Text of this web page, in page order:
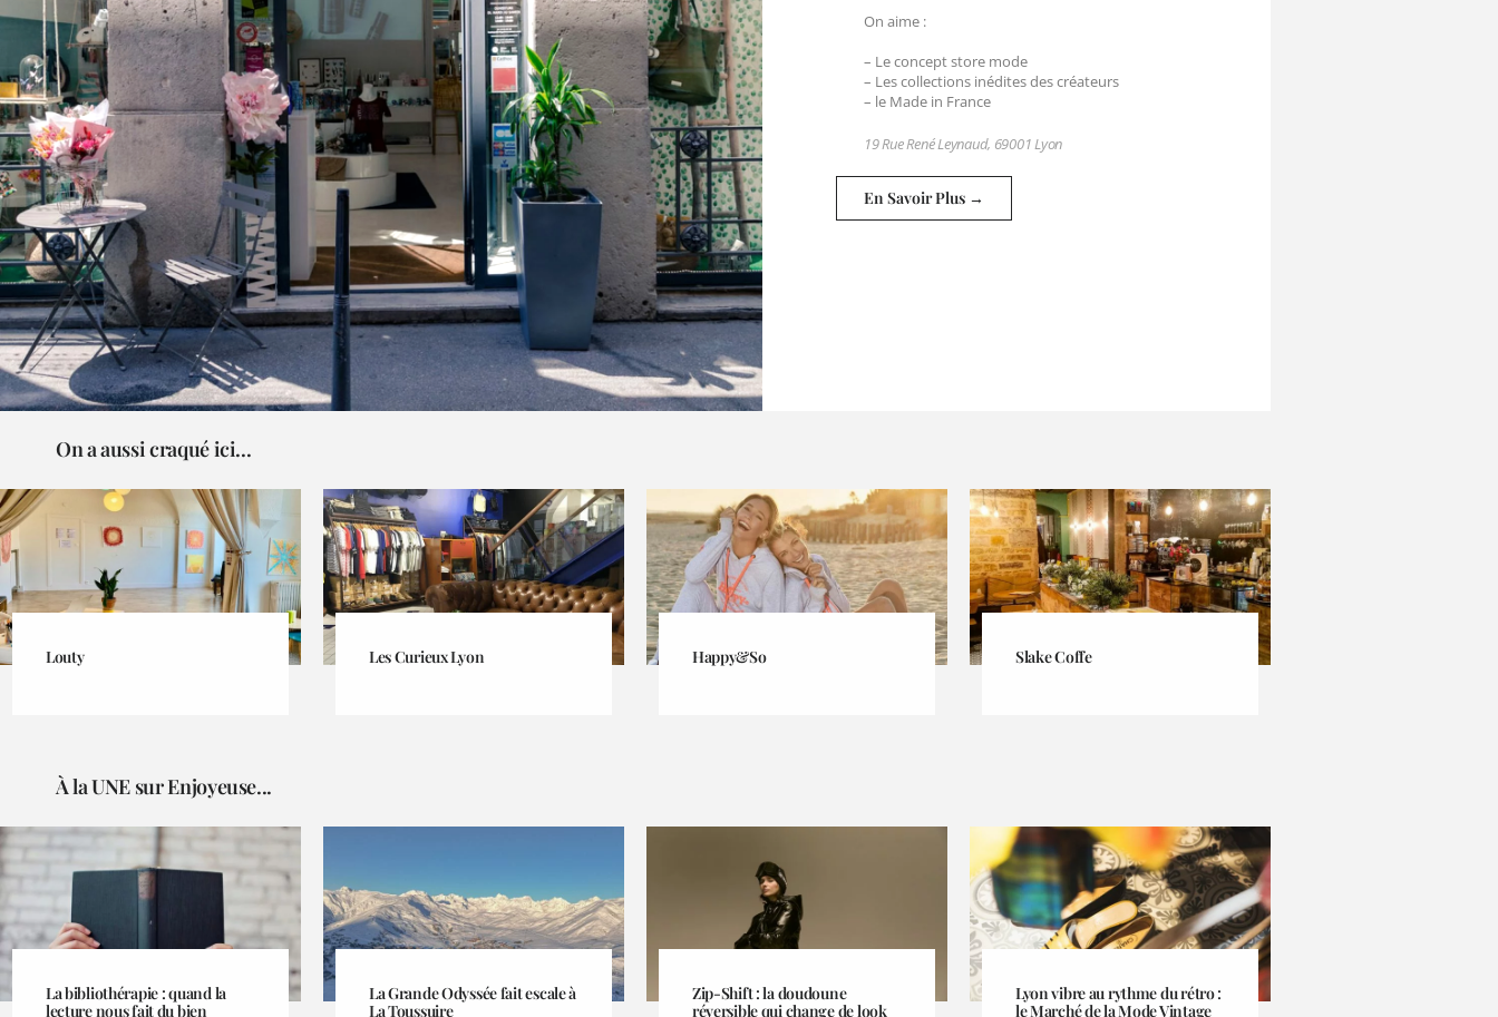
On aime :
– Le concept store mode
– Les collections inédites des créateurs
– le Made in France
19 Rue René Leynaud, 69001 Lyon
En Savoir Plus →
On a aussi craqué ici...
Louty Les Curieux Lyon Happy&So Slake Coffe
À la UNE sur Enjoyeuse...
La bibliothérapie : quand la
lecture nous fait du bien
La Grande Odyssée fait escale à
La Toussuire
Zip-Shift : la doudoune
réversible qui change de look
Lyon vibre au rythme du rétro :
le Marché de la Mode Vintage